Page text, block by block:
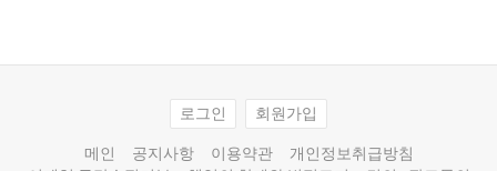
로그인
회원가입
메인
공지사항 이용약관
개인정보취급방침